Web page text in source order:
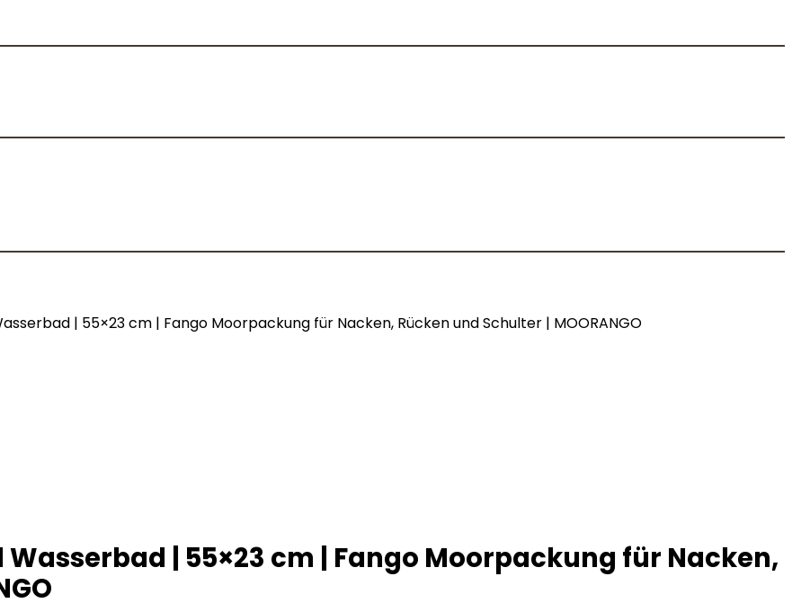
| 55×23 cm | Fango Moorpackung für Nacken, Rücken und Schulter | MOORANGO
| 55×23 cm | Fango Moorpackung für Nacken,